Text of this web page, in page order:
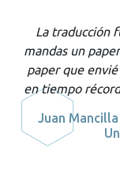
La traducción
mandas un paper
paperque envié
en tiempo
Juan